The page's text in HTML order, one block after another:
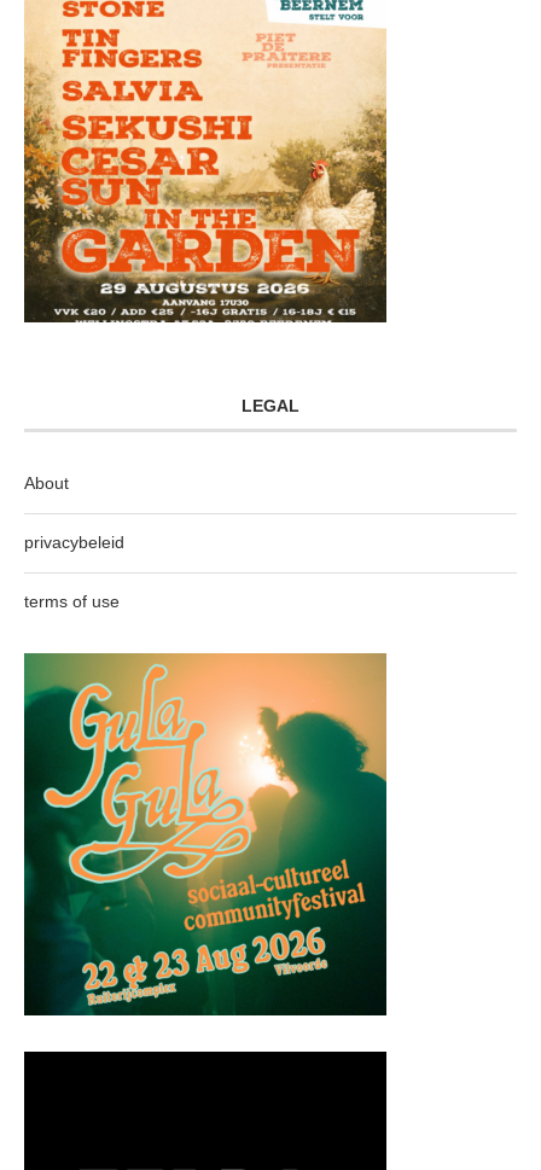
LEGAL
About
privacybeleid
terms of use